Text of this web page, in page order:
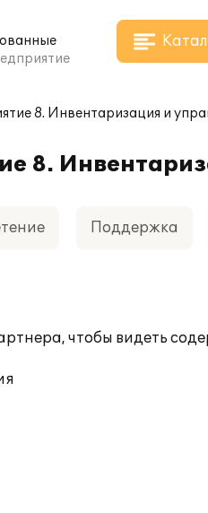
8. Инвентаризация и
8.
Поддержка
чтобы видеть